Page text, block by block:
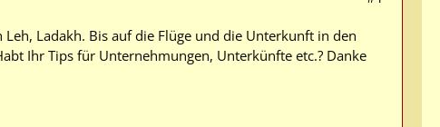
Ladakh. Bis auf die Flüge und die Unterkunft in den
Ihr Tips für Unternehmungen, Unterkünfte etc.? Danke